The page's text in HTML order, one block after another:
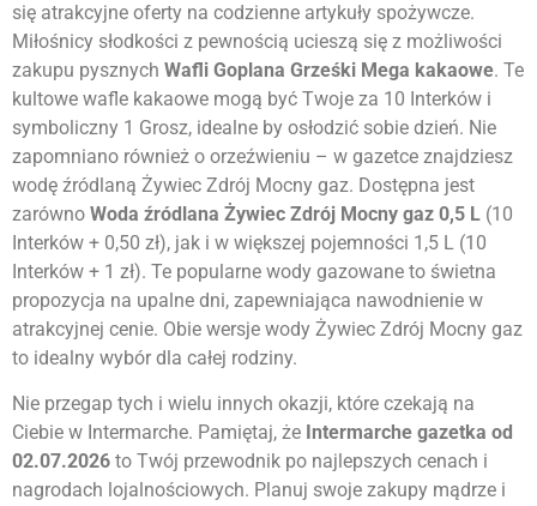
się atrakcyjne oferty na codzienne artykuły spożywcze.
Miłośnicy słodkości z pewnością ucieszą się z możliwości
zakupu pysznych Wafli Goplana Grześki Mega kakaowe. Te
kultowe wafle kakaowe mogą być Twoje za 10 Interków i
symboliczny 1 Grosz, idealne by osłodzić sobie dzień. Nie
zapomniano również o orzeźwieniu – w gazetce znajdziesz
wodę źródlaną Żywiec Zdrój Mocny gaz. Dostępna jest
zarówno Woda źródlana Żywiec Zdrój Mocny gaz 0,5 L (10
Interków + 0,50 zł), jak i w większej pojemności 1,5 L (10
Interków + 1 zł). Te popularne wody gazowane to świetna
propozycja na upalne dni, zapewniająca nawodnienie w
atrakcyjnej cenie. Obie wersje wody Żywiec Zdrój Mocny gaz
to idealny wybór dla całej rodziny.
Nie przegap tych i wielu innych okazji, które czekają na
Ciebie w Intermarche. Pamiętaj, że Intermarche gazetka od
02.07.2026 to Twój przewodnik po najlepszych cenach i
nagrodach lojalnościowych. Planuj swoje zakupy mądrze i